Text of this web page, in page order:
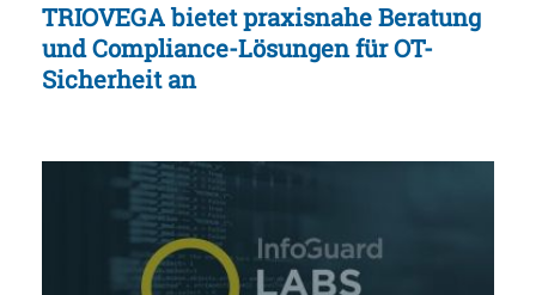
TRIOVEGA bietet praxisnahe Beratung
und Compliance-Lösungen für OT-
Sicherheit an